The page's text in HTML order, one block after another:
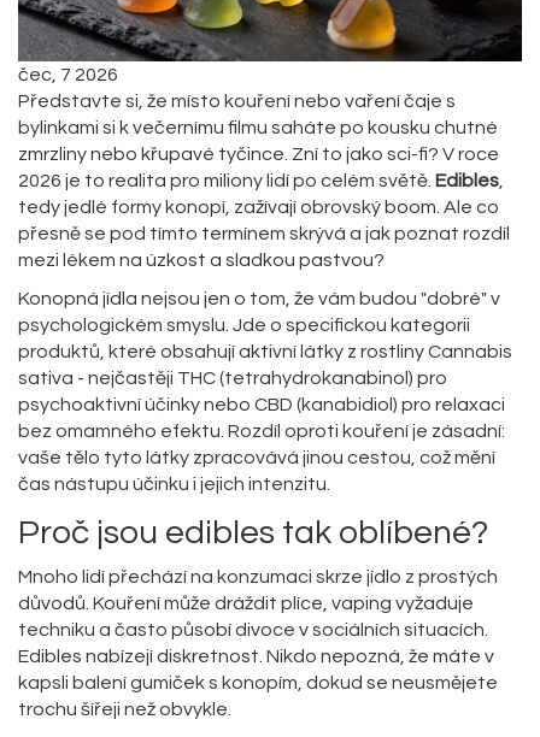
čec, 7 2026
Představte si, že místo kouření nebo vaření čaje s
bylinkami si k večernímu filmu saháte po kousku chutné
zmrzliny nebo křupavé tyčince. Zní to jako sci-fi? V roce
2026 je to realita pro miliony lidí po celém světě. Edibles
tedy jedlé formy konopí, zažívají obrovský boom. Ale co
přesně se pod tímto termínem skrývá a jak poznat rozdíl
mezi lékem na úzkost a sladkou pastvou?
Konopná jídla nejsou jen o tom, že vám budou "dobré" v
psychologickém smyslu. Jde o specifickou kategorii
produktů, které obsahují aktivní látky z rostliny Cannabis
sativa - nejčastěji THC (tetrahydrokanabinol) pro
psychoaktivní účinky nebo CBD (kanabidiol) pro relaxaci
bez omamného efektu. Rozdíl oproti kouření je zásadní:
vaše tělo tyto látky zpracovává jinou cestou, což mění
čas nástupu účinku i jejich intenzitu.
Proč jsou edibles tak oblíbené?
Mnoho lidí přechází na konzumaci skrze jídlo z prostých
důvodů. Kouření může dráždit plíce, vaping vyžaduje
techniku a často působí divoce v sociálních situacích.
Edibles nabízejí diskretnost. Nikdo nepozná, že máte v
kapsli balení gumiček s konopím, dokud se neusmějete
trochu šířeji než obvykle.